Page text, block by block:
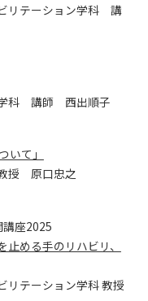
リテーション学科 講
学科 講師 西出順子
いて」
授 原口忠之
座2025
める手のリハビリ、
リテーション学科 教授